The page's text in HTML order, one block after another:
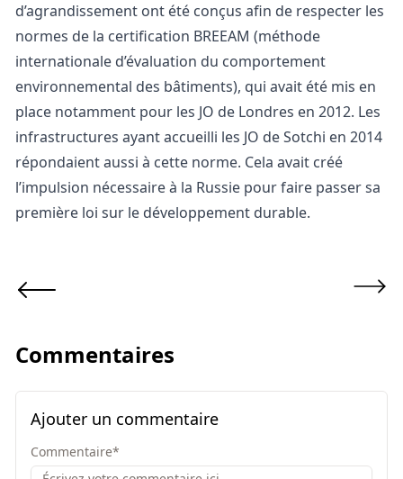
d’agrandissement ont été conçus afin de respecter les
normes de la certification BREEAM (méthode
internationale d’évaluation du comportement
environnemental des bâtiments), qui avait été mis en
place notamment pour les JO de Londres en 2012. Les
infrastructures ayant accueilli les JO de Sotchi en 2014
répondaient aussi à cette norme. Cela avait créé
l’impulsion nécessaire à la Russie pour faire passer sa
première loi sur le développement durable.
Commentaires
Ajouter un commentaire
Commentaire*